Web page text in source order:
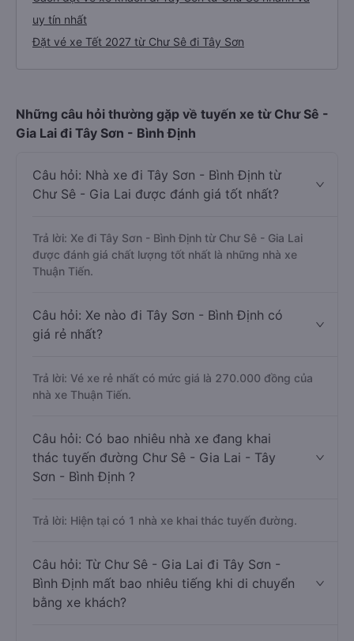
uy tín nhất
Đặt vé xe Tết 2027 từ Chư Sê đi Tây Sơn
Những câu hỏi thường gặp về tuyến xe từ Chư Sê -
Gia Lai đi Tây Sơn - Bình Định
Câu hỏi: Nhà xe đi Tây Sơn - Bình Định từ
Chư Sê - Gia Lai được đánh giá tốt nhất?
Trả lời: Xe đi Tây Sơn - Bình Định từ Chư Sê - Gia Lai
được đánh giá chất lượng tốt nhất là những nhà xe
Thuận Tiến.
Câu hỏi: Xe nào đi Tây Sơn - Bình Định có
giá rẻ nhất?
Trả lời: Vé xe rẻ nhất có mức giá là 270.000 đồng của
nhà xe Thuận Tiến.
Câu hỏi: Có bao nhiêu nhà xe đang khai
thác tuyến đường Chư Sê - Gia Lai - Tây
Sơn - Bình Định ?
Trả lời: Hiện tại có 1 nhà xe khai thác tuyến đường.
Câu hỏi: Từ Chư Sê - Gia Lai đi Tây Sơn -
Bình Định mất bao nhiêu tiếng khi di chuyển
bằng xe khách?